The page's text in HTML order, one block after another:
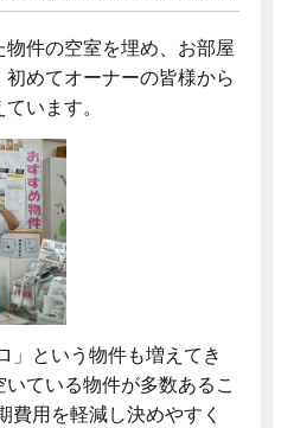
件の空室を埋め、お部屋
めてオーナーの皆様から
います。
」という物件も増えてき
ている物件が多数あるこ
費用を軽減し決めやすく